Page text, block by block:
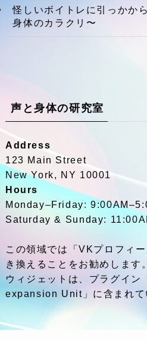
怪しいボイトレに引っかか
身体のカラクリ〜
声と身体の研究室
Address
123 Main Street
New York, NY 10001
Hours
Monday–Friday:
Saturday & Sunday:
この領域では「VKプロフィ
き換えることをお勧めします
ウィジェットは、プラグイ
expansion Unit」に含まれて